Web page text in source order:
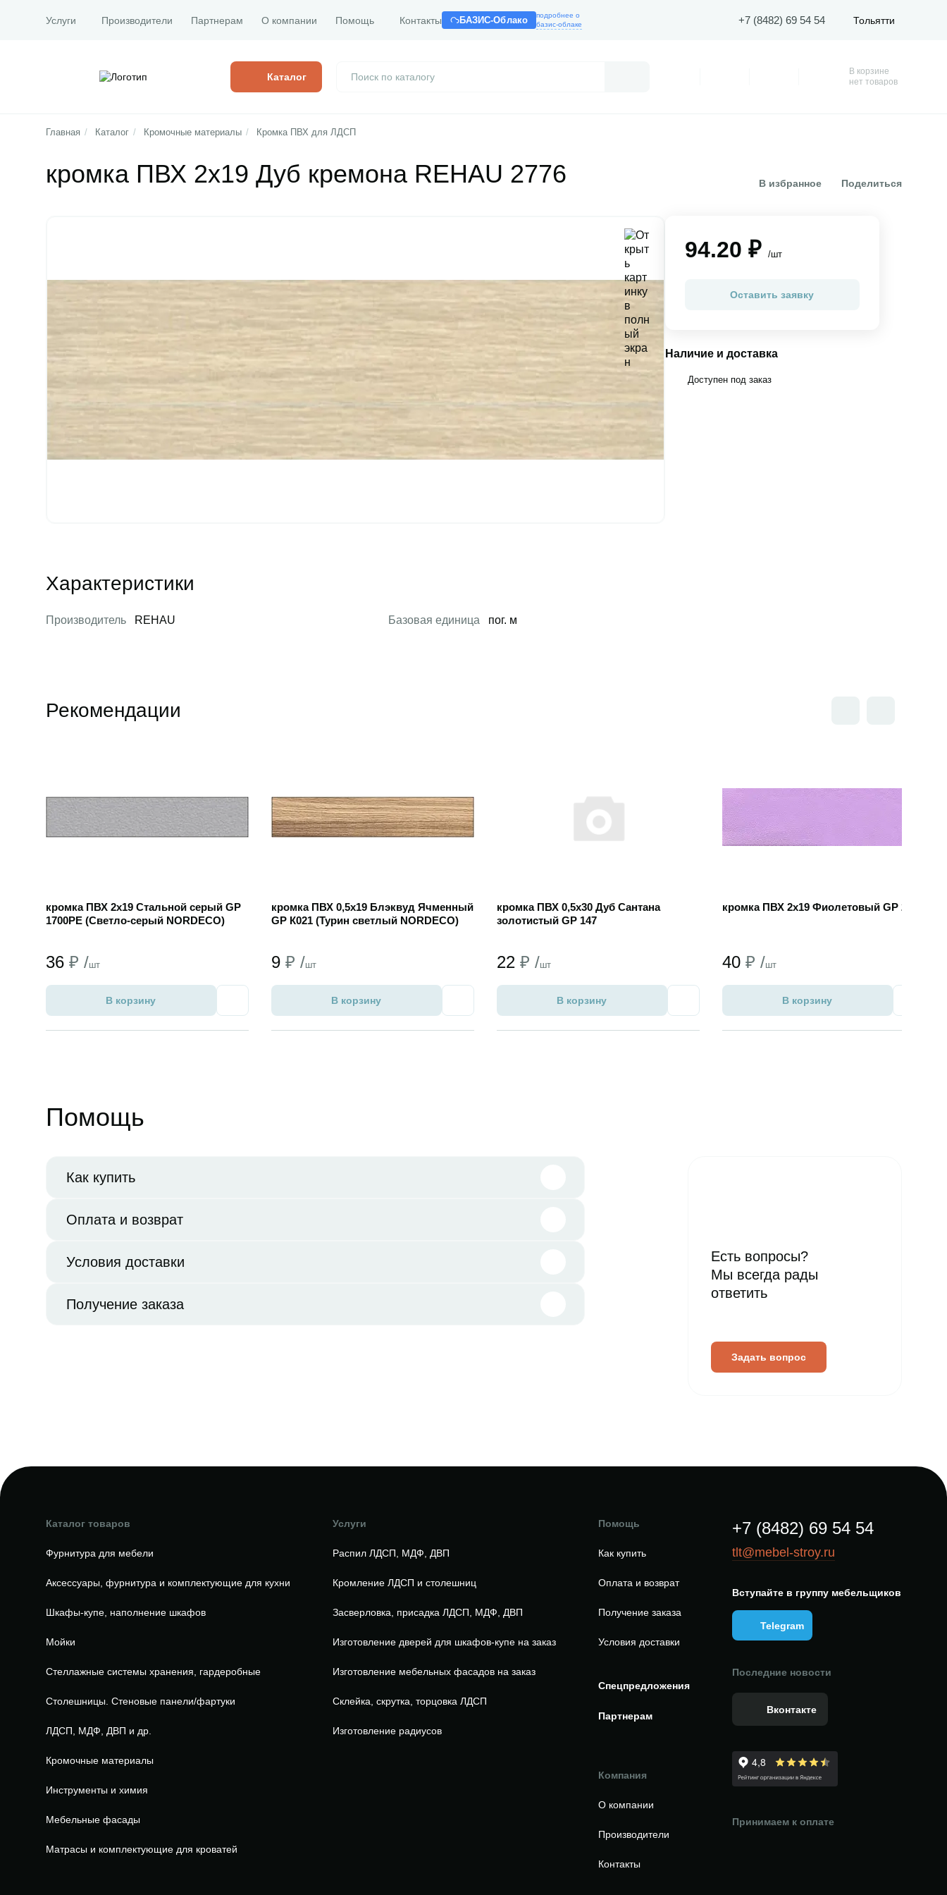
Услуги Производители Партнерам О компании Помощь Контакты БАЗИС-Облако
подробнее о
базис-облаке
+7 (8482) 69 54 54 Тольятти
Каталог Корзина
В корзине
нет товаров
Главная / Каталог / Кромочные материалы / Кромка ПВХ для ЛДСП
кромка ПВХ 2х19 Дуб кремона REHAU 2776 В избранное Поделиться
94.20 ₽ /шт
Оставить заявку
Наличие и доставка
Доступен под заказ
Характеристики
Производитель REHAU Базовая единица пог. м
Рекомендации
кромка ПВХ 2х19 Стальной серый GP
1700РЕ (Светло-серый NORDECO)
36 ₽ /шт
В корзину
кромка ПВХ 0,5х19 Блэквуд Ячменный
GP К021 (Турин светлый NORDECO)
9 ₽ /шт
В корзину
кромка ПВХ 0,5х30 Дуб Сантана
золотистый GP 147
22 ₽ /шт
В корзину
кромка ПВХ 2х19 Фиолетовый GP 215
40 ₽ /шт
В корзину
Помощь
Как купить
Оплата и возврат
Условия доставки
Получение заказа
Есть вопросы?
Мы всегда рады
ответить
Задать вопрос
Каталог товаров
Фурнитура для мебели
Аксессуары, фурнитура и комплектующие для кухни
Шкафы-купе, наполнение шкафов
Мойки
Стеллажные системы хранения, гардеробные
Столешницы. Стеновые панели/фартуки
ЛДСП, МДФ, ДВП и др.
Кромочные материалы
Инструменты и химия
Мебельные фасады
Матрасы и комплектующие для кроватей
Услуги
Распил ЛДСП, МДФ, ДВП
Кромление ЛДСП и столешниц
Засверловка, присадка ЛДСП, МДФ, ДВП
Изготовление дверей для шкафов-купе на заказ
Изготовление мебельных фасадов на заказ
Склейка, скрутка, торцовка ЛДСП
Изготовление радиусов
Помощь
Как купить
Оплата и возврат
Получение заказа
Условия доставки
Спецпредложения
Партнерам
Компания
О компании
Производители
Контакты
+7 (8482) 69 54 54
tlt@mebel-stroy.ru
Вступайте в группу мебельщиков
Telegram
Последние новости
Вконтакте
Принимаем к оплате